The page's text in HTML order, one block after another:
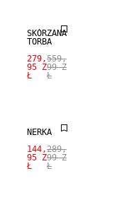
SKÓRZANA
TORBA
279,
95 Z
Ł
559,
99 Z
Ł
PRAWDZIWA
NERKA
144,
95 Z
Ł
289,
99 Z
Ł